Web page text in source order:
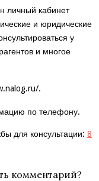
личный кабинет
и юридические
у
и многое
.
по телефону.
для консультации: 8
комментарий?